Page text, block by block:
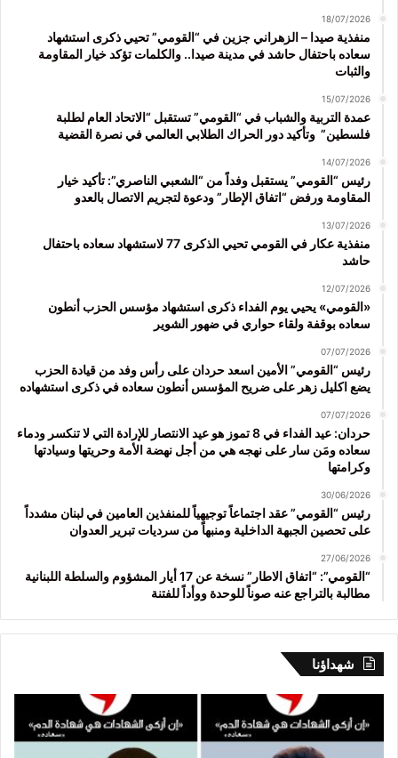
18/07/2026
منفذية صيدا – الزهراني جزين في “القومي” تحيي ذكرى استشهاد
سعاده باحتفال حاشد في مدينة صيدا.. والكلمات تؤكد خيار المقاومة
والثبات
15/07/2026
عمدة التربية والشباب في “القومي” تستقبل “الاتحاد العام لطلبة
فلسطين” وتأكيد دور الحراك الطلابي العالمي في نصرة القضية
14/07/2026
رئيس “القومي” يستقبل وفداً من “الشعبي الناصري”: تأكيد خيار
المقاومة ورفض “اتفاق الإطار” ودعوة لتجريم الاتصال بالعدو
13/07/2026
منفذية عكار في القومي تحيي الذكرى 77 لاستشهاد سعاده باحتفال
حاشد
12/07/2026
«القومي» يحيي يوم الفداء ذكرى استشهاد مؤسس الحزب أنطون
سعاده بوقفة ولقاء حواري في ضهور الشوير
07/07/2026
رئيس “القومي” الأمين اسعد حردان على رأس وفد من قيادة الحزب
يضع اكليل زهر على ضريح المؤسس أنطون سعاده في ذكرى استشهاده
07/07/2026
حردان: عيد الفداء في 8 تموز هو عيد الانتصار للإرادة التي لا تنكسر ودماء
سعاده ومَن سار على نهجه هي من أجل نهضة الأمة وحريتها وسيادتها
وكرامتها
30/06/2026
رئيس “القومي” عقد اجتماعاً توجيهياً للمنفذين العامين في لبنان مشدداً
على تحصين الجبهة الداخلية ومنبهاً من سرديات تبرير العدوان
27/06/2026
“القومي”: “اتفاق الاطار” نسخة عن 17 أيار المشؤوم والسلطة اللبنانية
مطالبة بالتراجع عنه صوناً للوحدة ووأداً للفتنة
شهداؤنا